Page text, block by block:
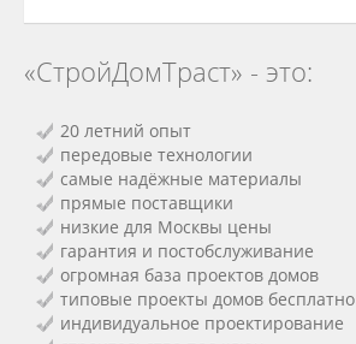
«СтройДомТраст» - это:
20 летний опыт
передовые технологии
самые надёжные материалы
прямые поставщики
низкие для Москвы цены
гарантия и постобслуживание
огромная база проектов домов
типовые проекты домов бесплатно
индивидуальное проектирование